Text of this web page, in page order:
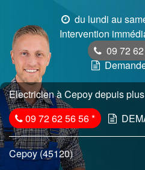
du lundi au
Intervention
09 72
Electricien à Cepoy depuis
09 72 62 56 56*
Cepoy (45120)